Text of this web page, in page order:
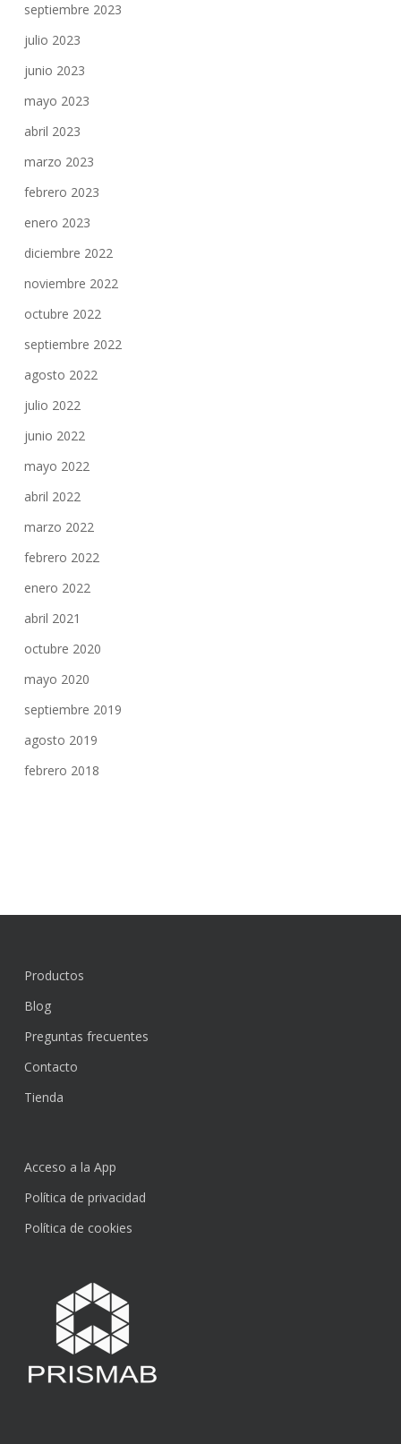
septiembre 2023
julio 2023
junio 2023
mayo 2023
abril 2023
marzo 2023
febrero 2023
enero 2023
diciembre 2022
noviembre 2022
octubre 2022
septiembre 2022
agosto 2022
julio 2022
junio 2022
mayo 2022
abril 2022
marzo 2022
febrero 2022
enero 2022
abril 2021
octubre 2020
mayo 2020
septiembre 2019
agosto 2019
febrero 2018
Productos
Blog
Preguntas frecuentes
Contacto
Tienda
Acceso a la App
Política de privacidad
Política de cookies